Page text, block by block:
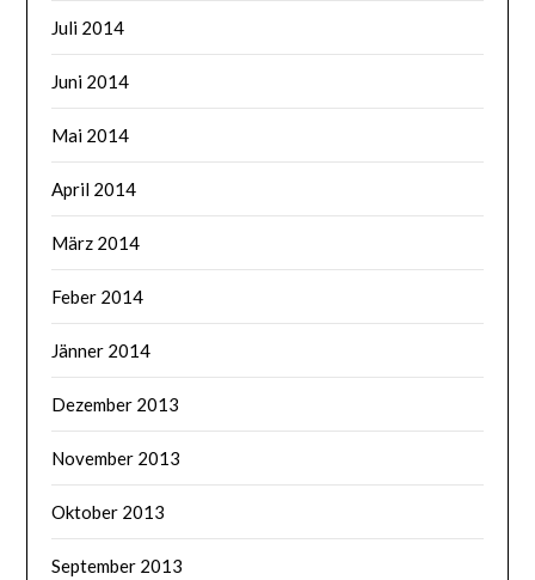
Juli 2014
Juni 2014
Mai 2014
April 2014
März 2014
Feber 2014
Jänner 2014
Dezember 2013
November 2013
Oktober 2013
September 2013